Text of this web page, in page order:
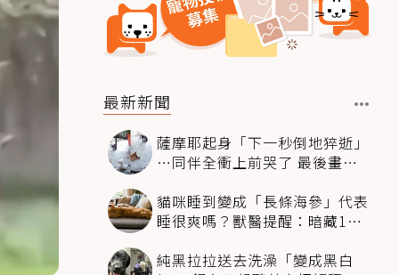
最新新聞
薩摩耶起身「下一秒倒地猝逝」
…同伴全衝上前哭了 最後畫面
貓咪睡到變成「長條海參」代表
睡很爽嗎？獸醫提醒：暗藏1種
純黑拉拉送去洗澡「變成黑白